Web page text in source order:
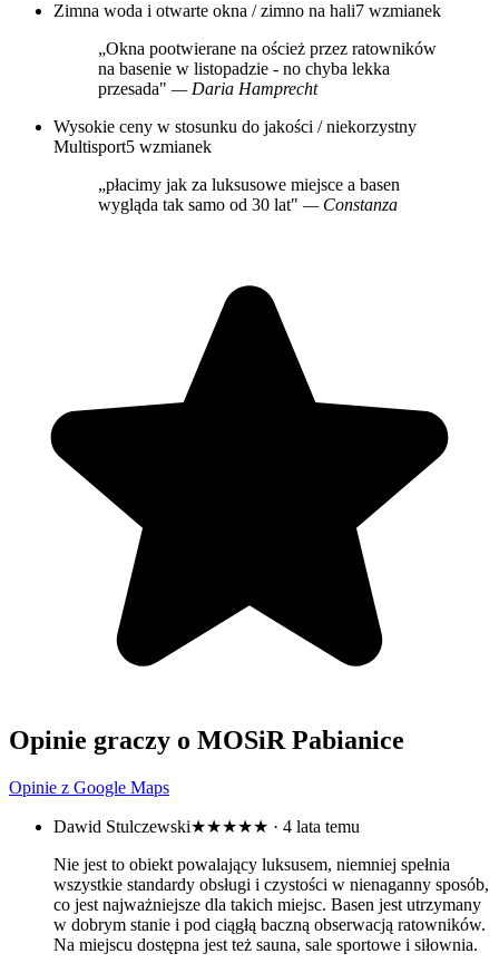
Zimna woda i otwarte okna / zimno na hali7 wzmianek
„Okna pootwierane na oścież przez ratowników
na basenie w listopadzie - no chyba lekka
przesada" — Daria Hamprecht
Wysokie ceny w stosunku do jakości / niekorzystny
Multisport5 wzmianek
„płacimy jak za luksusowe miejsce a basen
wygląda tak samo od 30 lat" — Constanza
Opinie graczy o MOSiR Pabianice
Opinie z Google Maps
Dawid Stulczewski★★★★★ · 4 lata temu
Nie jest to obiekt powalający luksusem, niemniej spełnia
wszystkie standardy obsługi i czystości w nienaganny sposób,
co jest najważniejsze dla takich miejsc. Basen jest utrzymany
w dobrym stanie i pod ciągłą baczną obserwacją ratowników.
Na miejscu dostępna jest też sauna, sale sportowe i siłownia.